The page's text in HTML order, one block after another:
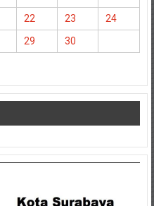
22 23
24
29 30